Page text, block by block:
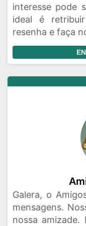
interesse pode
ideal é
resenha e faça
Galera, o
mensagens.
nossa